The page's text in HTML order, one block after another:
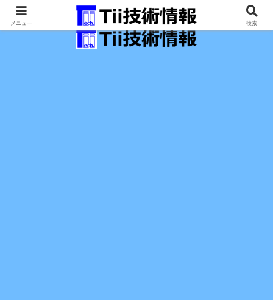
最新の科学技術の情報インフラ。
メニュー 検索